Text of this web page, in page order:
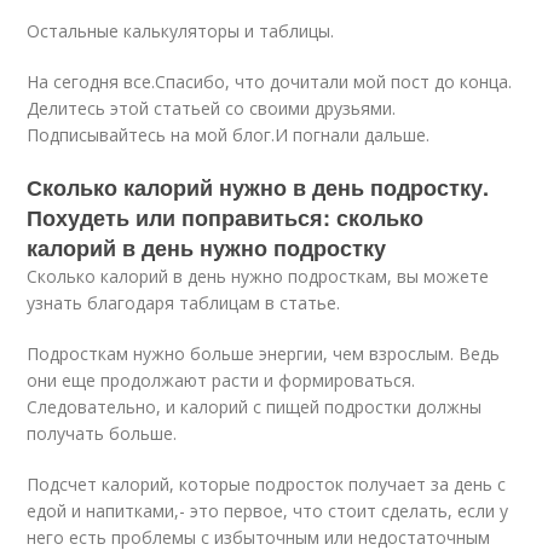
Остальные калькуляторы и таблицы.
На сегодня все.Спасибо, что дочитали мой пост до конца.
Делитесь этой статьей со своими друзьями.
Подписывайтесь на мой блог.И погнали дальше.
Сколько калорий нужно в день подростку.
Похудеть или поправиться: сколько
калорий в день нужно подростку
Сколько калорий в день нужно подросткам, вы можете
узнать благодаря таблицам в статье.
Подросткам нужно больше энергии, чем взрослым. Ведь
они еще продолжают расти и формироваться.
Следовательно, и калорий с пищей подростки должны
получать больше.
Подсчет калорий, которые подросток получает за день с
едой и напитками,- это первое, что стоит сделать, если у
него есть проблемы с избыточным или недостаточным